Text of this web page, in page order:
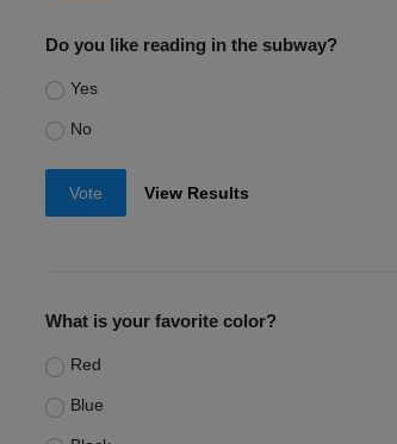
Do you like reading in the subway?
Yes
No
Vote View Results
What is your favorite color?
Red
Blue